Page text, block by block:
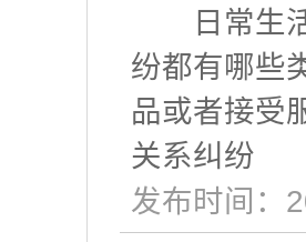
日常生活
纷都有哪
品或者接
关系纠纷
发布时间：